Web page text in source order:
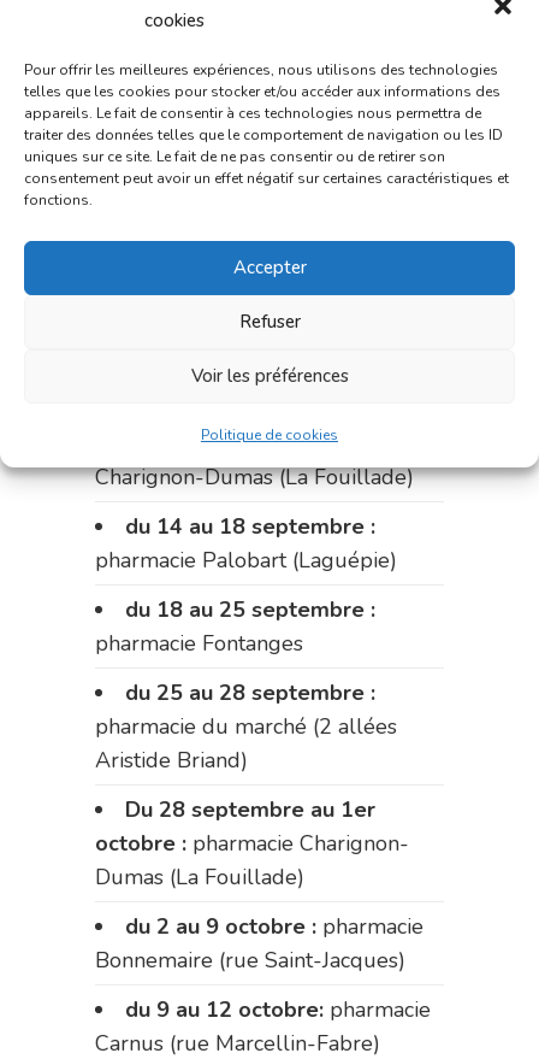
cookies
Pour offrir les meilleures expériences, nous utilisons des technologies
telles que les cookies pour stocker et/ou accéder aux informations des
appareils. Le fait de consentir à ces technologies nous permettra de
traiter des données telles que le comportement de navigation ou les ID
uniques sur ce site. Le fait de ne pas consentir ou de retirer son
consentement peut avoir un effet négatif sur certaines caractéristiques et
fonctions.
Accepter
Refuser
Voir les préférences
Politique de cookies
du 28 au 31 août :
Du 31 août au 4 septembre :
pharmacie Charignon-Dumas (La
Fouillade)
pharmacie Carnus (rue Marcellin-
du 11 au 14 septembre :
pharmacie Dupont (place de la
Le 14 septembre :pharmacie
Charignon-Dumas (La Fouillade)
du 14 au 18 septembre :
pharmacie Palobart (Laguépie)
du 18 au 25 septembre :
pharmacie Fontanges
du 25 au 28 septembre :
pharmacie du marché (2 allées
Aristide Briand)
Du 28 septembre au 1er
octobre : pharmacie Charignon-
Dumas (La Fouillade)
du 2 au 9 octobre : pharmacie
Bonnemaire (rue Saint-Jacques)
du 9 au 12 octobre: pharmacie
Carnus (rue Marcellin-Fabre)